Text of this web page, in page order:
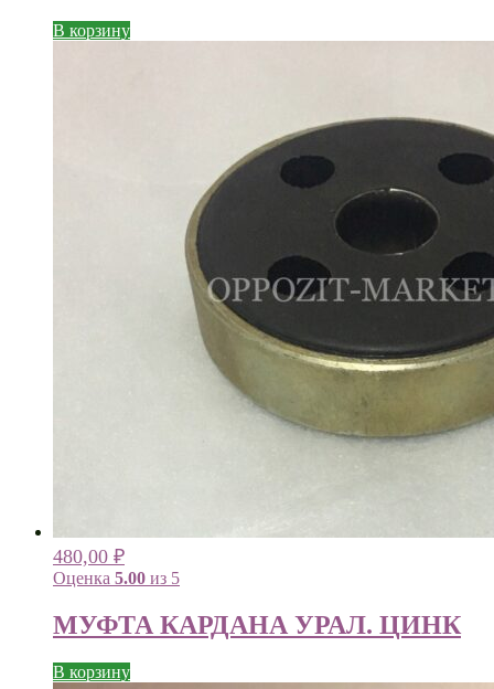
В корзину
480,00 ₽
Оценка 5.00 из 5
МУФТА КАРДАНА УРАЛ. ЦИНК
В корзину